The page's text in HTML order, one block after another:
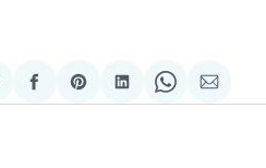
Compartir
en
Share
on
Compartir
en
Share
on
via